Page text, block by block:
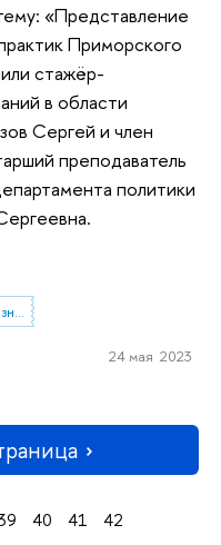
«Представление
Приморского
стажёр-
в области
Сергей и член
преподаватель
политики
Рабочая группа «Взаимодействие бизнеса и региональной власти: меры поддержки и GR-практики»
24 мая 2023
40 41
42